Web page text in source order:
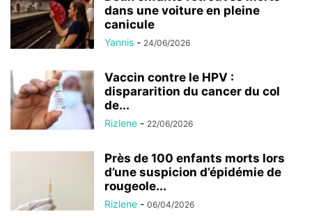
dans une voiture en pleine
canicule
Yannis - 24/06/2026
Vaccin contre le HPV :
dispararition du cancer du col
de...
Rizlene - 22/06/2026
Près de 100 enfants morts lors
d’une suspicion d’épidémie de
rougeole...
Rizlene - 06/04/2026